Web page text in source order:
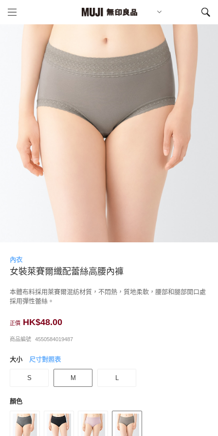
內衣
女裝萊賽爾纖配蕾絲高腰內褲
本體布料採用萊賽爾混紡材質，不悶熱，質地柔軟，腰部和腿部開口處
採用彈性蕾絲。
正價 HK$48.00
商品編號 4550584019487
大小 尺寸對照表
S M L
顏色